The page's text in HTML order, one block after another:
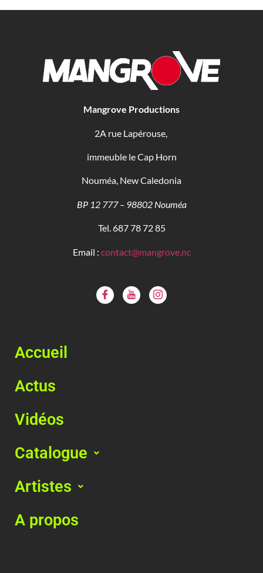
Mangrove Productions
2A rue Lapérouse,
immeuble le Cap Horn
Nouméa, New Caledonia
BP 12 777 – 98802 Nouméa
Tel. 687 78 72 85
Email : contact@mangrove.nc
Accueil
Actus
Vidéos
Catalogue
Artistes
A propos